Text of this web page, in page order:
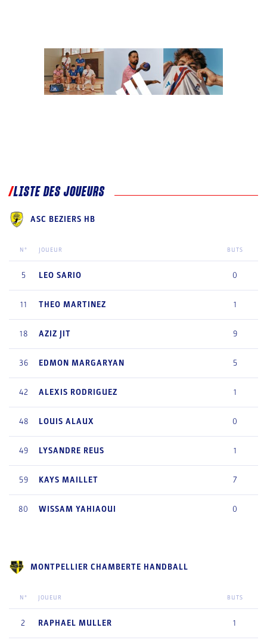
LISTE DES JOUEURS
ASC BEZIERS HB
N° JOUEUR BUTS
5 LEO SARIO 0
11 THEO MARTINEZ 1
18 AZIZ JIT 9
36 EDMON MARGARYAN 5
42 ALEXIS RODRIGUEZ 1
48 LOUIS ALAUX 0
49 LYSANDRE REUS 1
59 KAYS MAILLET 7
80 WISSAM YAHIAOUI 0
MONTPELLIER CHAMBERTE HANDBALL
N° JOUEUR BUTS
2 RAPHAEL MULLER 1